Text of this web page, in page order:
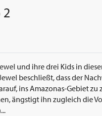
2
und ihre drei Kids in
beschließt, dass der
ins Amazonas-Gebiet
ängstigt ihn zugleich die